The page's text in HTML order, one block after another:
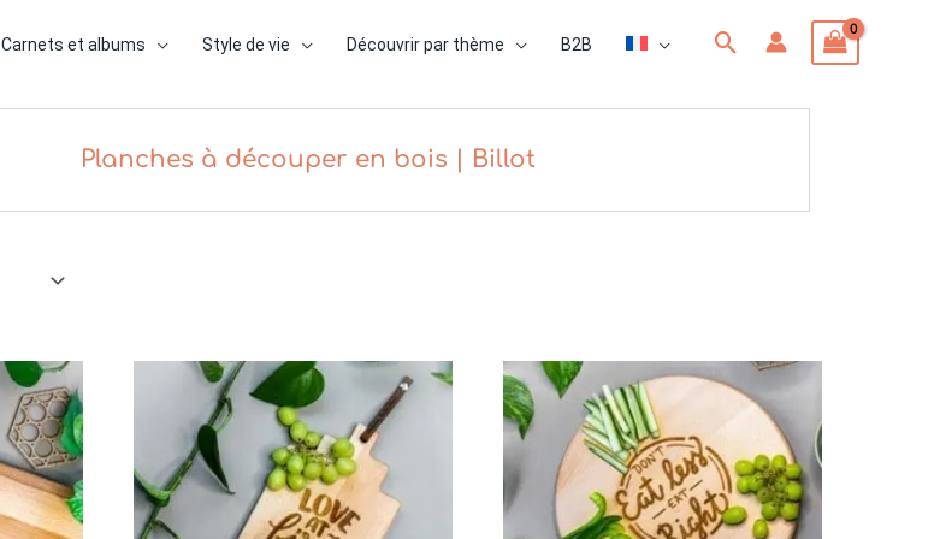
Carnets et albums Style de vie Découvrir par thème B2B Rechercher
Planches à découper en bois | Billot